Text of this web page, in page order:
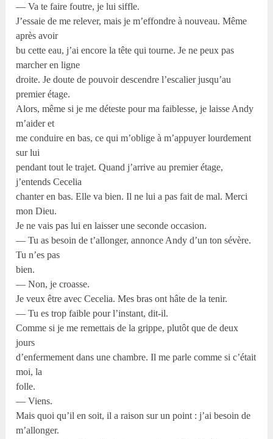
— Va te faire foutre, je lui siffle.
J’essaie de me relever, mais je m’effondre à nouveau. Même
après avoir
bu cette eau, j’ai encore la tête qui tourne. Je ne peux pas
marcher en ligne
droite. Je doute de pouvoir descendre l’escalier jusqu’au
premier étage.
Alors, même si je me déteste pour ma faiblesse, je laisse Andy
m’aider et
me conduire en bas, ce qui m’oblige à m’appuyer lourdement
sur lui
pendant tout le trajet. Quand j’arrive au premier étage,
j’entends Cecelia
chanter en bas. Elle va bien. Il ne lui a pas fait de mal. Merci
mon Dieu.
Je ne vais pas lui en laisser une seconde occasion.
— Tu as besoin de t’allonger, annonce Andy d’un ton sévère.
Tu n’es pas
bien.
— Non, je croasse.
Je veux être avec Cecelia. Mes bras ont hâte de la tenir.
— Tu es trop faible pour l’instant, dit-il.
Comme si je me remettais de la grippe, plutôt que de deux
jours
d’enfermement dans une chambre. Il me parle comme si c’était
moi, la
folle.
— Viens.
Mais quoi qu’il en soit, il a raison sur un point : j’ai besoin de
m’allonger.